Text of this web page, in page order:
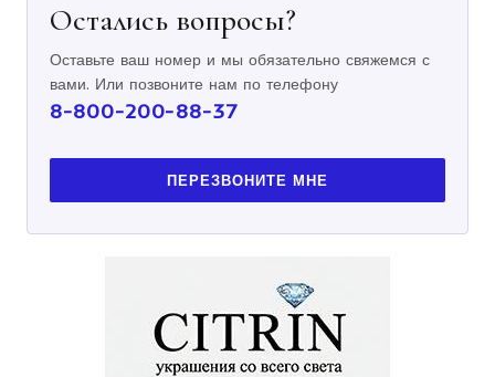
Остались вопросы?
Оставьте ваш номер и мы обязательно свяжемся с
вами. Или позвоните нам по телефону
8-800-200-88-37
ПЕРЕЗВОНИТЕ МНЕ